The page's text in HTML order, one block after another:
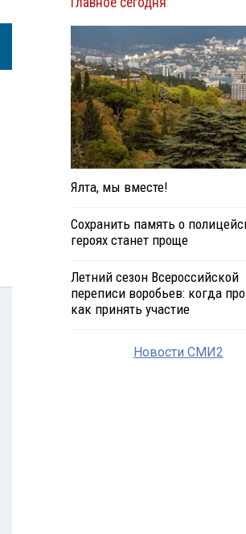
Ялта, мы вместе!
Сохранить память о
героях станет проще
Летний сезон Всероссийской
переписи воробьев: когда
как принять участие
Новости СМИ2